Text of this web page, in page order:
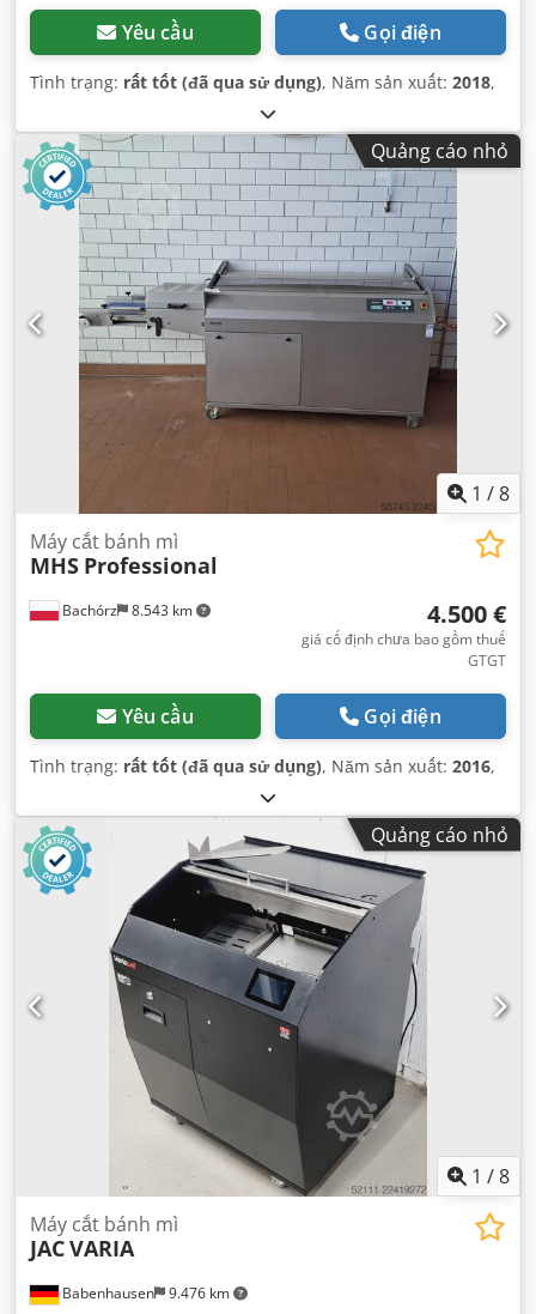
Yêu cầu Gọi điện
Tình trạng: rất tốt (đã qua sử dụng), Năm sản xuất: 2018,
Quảng cáo nhỏ
1 /8
Bachórz 8.543 km
Máy cắt bánh mì
MHS Professional
4.500 €
giá cố định chưa bao gồm thuế
GTGT
Yêu cầu Gọi điện
Tình trạng: rất tốt (đã qua sử dụng), Năm sản xuất: 2016,
Quảng cáo nhỏ
1 /8
Babenhausen 9.476 km
Máy cắt bánh mì
JACVARIA